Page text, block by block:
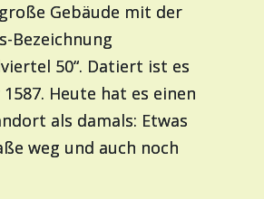
Gebäude mit der
Bezeichnung
50“. Datiert ist es
1587. Heute hat es einen
als damals: Etwas
weg und auch noch